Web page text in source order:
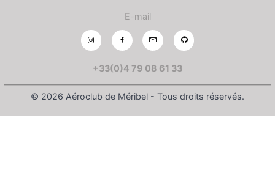
E-mail
+33(0)4 79 08 61 33
© 2026 Aéroclub de Méribel - Tous droits réservés.